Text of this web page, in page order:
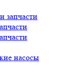
запчасти
насосы